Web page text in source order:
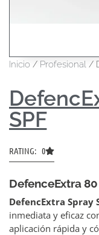
Inicio / Profesional /
SPF
RATING: 0
DefenceExtra 80
DefencExtra Spray
inmediata y eficaz
aplicación rápida y